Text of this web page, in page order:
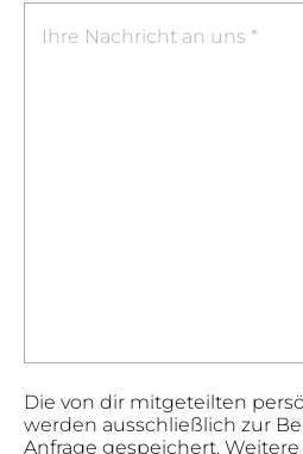
Ihre Nachricht an uns *
Die von dir mitgeteilten
werden ausschließlich zur
Anfrage gespeichert.